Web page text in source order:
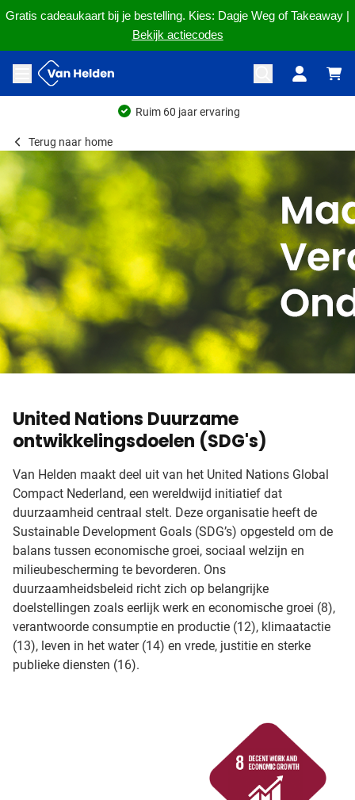
Gratis cadeaukaart bij je bestelling. Kies: Dagje Weg of Takeaway |
Bekijk actiecodes
Ga naar de inhoud
Menu openen
Ruim 60 jaar ervaring
Terug naar home
United Nations Duurzame
ontwikkelingsdoelen (SDG's)
Van Helden maakt deel uit van het United Nations Global
Compact Nederland, een wereldwijd initiatief dat
duurzaamheid centraal stelt. Deze organisatie heeft de
Sustainable Development Goals (SDG’s) opgesteld om de
balans tussen economische groei, sociaal welzijn en
milieubescherming te bevorderen. Ons
duurzaamheidsbeleid richt zich op belangrijke
doelstellingen zoals eerlijk werk en economische groei (8),
verantwoorde consumptie en productie (12), klimaatactie
(13), leven in het water (14) en vrede, justitie en sterke
publieke diensten (16).